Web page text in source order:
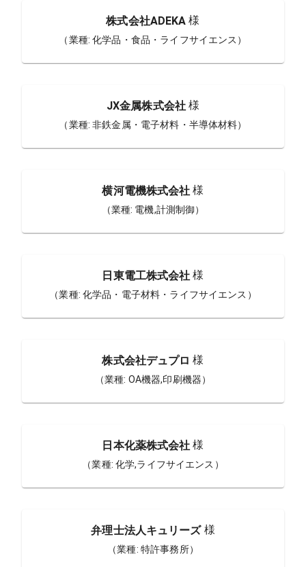
株式会社ADEKA 様
（業種:化学品・食品・ライフサイエンス ）
JX金属株式会社 様
（業種:非鉄金属・電子材料・半導体材料）
横河電機株式会社 様
（業種: 電機,計測制御）
日東電工株式会社 様
（業種:化学品・電子材料・ライフサイエンス ）
株式会社デュプロ 様
（業種: OA機器,印刷機器）
日本化薬株式会社 様
（業種: 化学,ライフサイエンス ）
弁理士法人キュリーズ 様
（業種: 特許事務所）